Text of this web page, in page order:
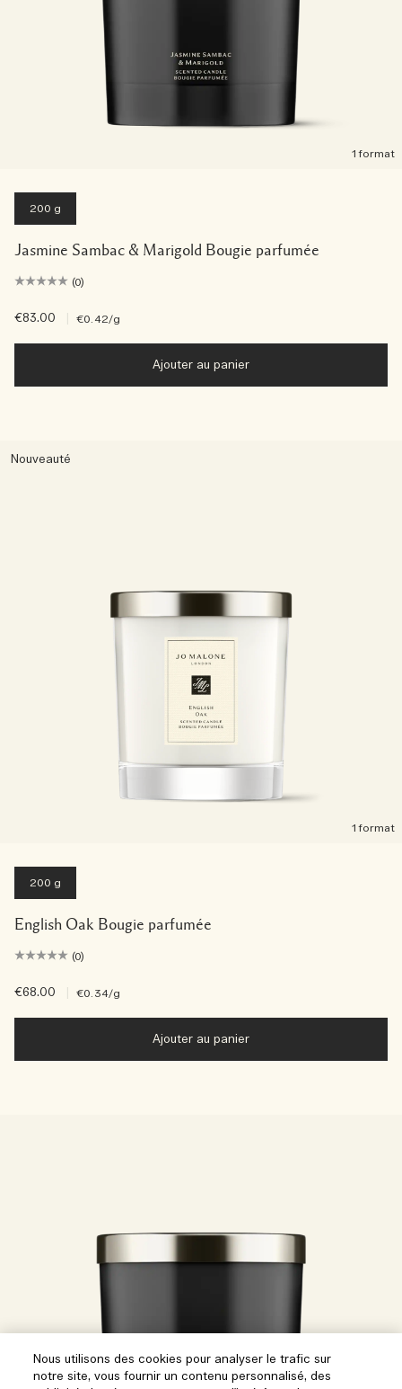
1 format
200 g
Jasmine Sambac & Marigold Bougie parfumée
(0)
€83.00 €0.42/g
Ajouter au panier
Nouveauté
1 format
200 g
English Oak Bougie parfumée
(0)
€68.00 €0.34/g
Ajouter au panier
Nous utilisons des cookies pour analyser le trafic sur
notre site, vous fournir un contenu personnalisé, des